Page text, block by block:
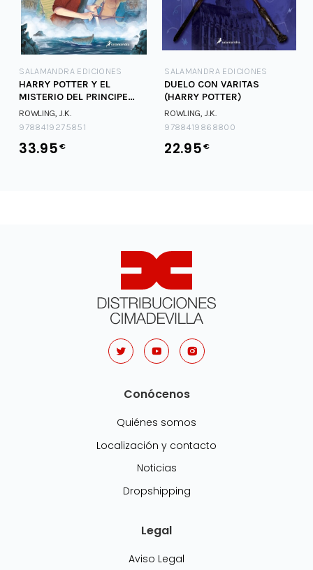
SALAMANDRA EDICIONES
HARRY POTTER Y EL
MISTERIO DEL PRINCIPE
(HARRY POTTER [EDICI
ROWLING, J.K.
9788419275851
33.95€
SALAMANDRA EDICIONES
DUELO CON VARITAS
(HARRY POTTER)
ROWLING, J.K.
9788419868800
22.95€
Conócenos
Quiénes somos
Localización y contacto
Noticias
Dropshipping
Legal
Aviso Legal